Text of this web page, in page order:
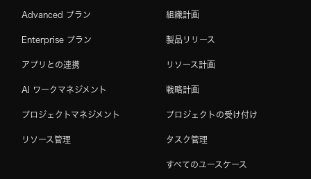
Advanced プラン
Enterprise プラン
アプリとの連携
AI ワークマネジメント
プロジェクトマネジメント
リソース管理
組織計画
製品リリース
リソース計画
戦略計画
プロジェクトの受け付け
タスク管理
すべてのユースケース